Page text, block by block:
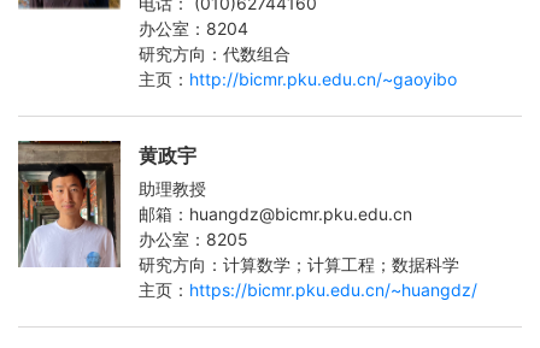
办公室：8204
研究方向：代数组合
主页： http://bicmr.pku.edu.cn/~gaoyibo
黄政宇
助理教授
邮箱：huangdz@bicmr.pku.edu.cn
办公室：8205
研究方向：计算数学；计算工程；数据科学
主页： https://bicmr.pku.edu.cn/~huangdz/